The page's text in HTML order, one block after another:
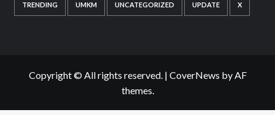
TRENDING UMKM UNCATEGORIZED UPDATE X
Copyright © All rights reserved. | CoverNews by AF
themes.